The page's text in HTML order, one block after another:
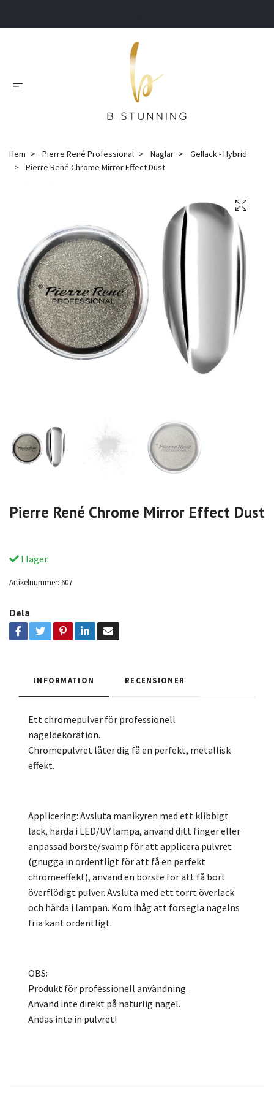
Hem Pierre René Professional Naglar
Gellack - Hybrid
Pierre René Chrome Mirror Effect Dust
Pierre René Chrome Mirror Effect Dust
I lager.
Artikelnummer: 607
Dela
INFORMATION RECENSIONER
Ett chromepulver för professionell
nageldekoration.
Chromepulvret låter dig få en perfekt, metallisk
effekt.
Applicering: Avsluta manikyren med ett klibbigt
lack, härda i LED/UV lampa, använd ditt finger eller
anpassad borste/svamp för att applicera pulvret
(gnugga in ordentligt för att få en perfekt
chromeeffekt), använd en borste för att få bort
överflödigt pulver. Avsluta med ett torrt överlack
och härda i lampan. Kom ihåg att försegla nagelns
fria kant ordentligt.
OBS:
Produkt för professionell användning.
Använd inte direkt på naturlig nagel.
Andas inte in pulvret!